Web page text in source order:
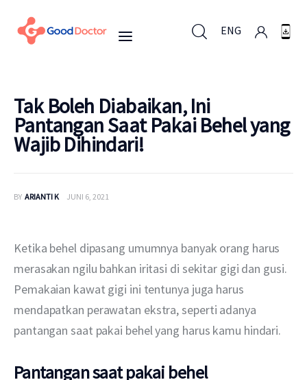
ENG
Untuk Bisnis
Layanan
Tak Boleh Diabaikan, Ini
Pantangan Saat Pakai Behel yang
Wajib Dihindari!
BY ARIANTI K JUNI 6, 2021
Ketika behel dipasang umumnya banyak orang harus
merasakan ngilu bahkan iritasi di sekitar gigi dan gusi.
Pemakaian kawat gigi ini tentunya juga harus
mendapatkan perawatan ekstra, seperti adanya
pantangan saat pakai behel yang harus kamu hindari.
Pantangan saat pakai behel